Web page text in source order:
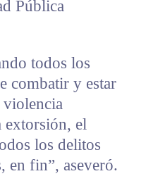
Pública
todos los
combatir y estar
violencia
extorsión, el
los delitos
en fin”, aseveró.